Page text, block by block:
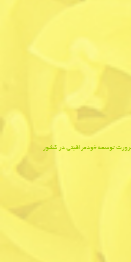
توسعه خودمراقبتی در كشور